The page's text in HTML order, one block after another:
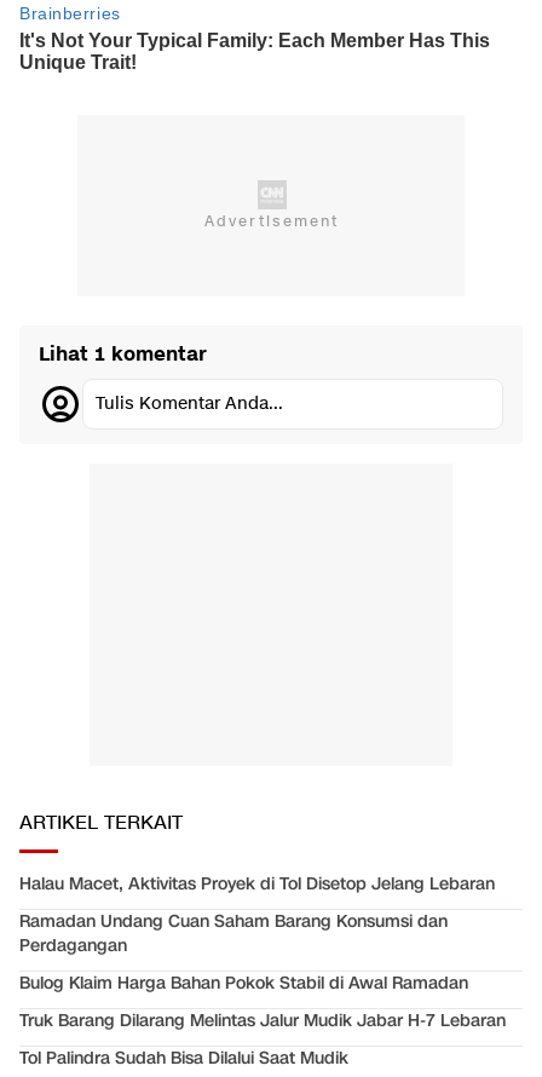
Lihat 1 komentar
Tulis Komentar Anda...
ARTIKEL TERKAIT
Halau Macet, Aktivitas Proyek di Tol Disetop Jelang Lebaran
Ramadan Undang Cuan Saham Barang Konsumsi dan
Perdagangan
Bulog Klaim Harga Bahan Pokok Stabil di Awal Ramadan
Truk Barang Dilarang Melintas Jalur Mudik Jabar H-7 Lebaran
Tol Palindra Sudah Bisa Dilalui Saat Mudik